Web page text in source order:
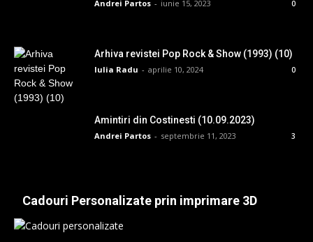
Andrei Partos - iunie 15, 2023 0
Arhiva revistei Pop Rock & Show (1993) (10)
Iulia Radu - aprilie 10, 2024 0
Amintiri din Costinesti (10.09.2023)
Andrei Partos - septembrie 11, 2023 3
Cadouri Personalizate prin imprimare 3D